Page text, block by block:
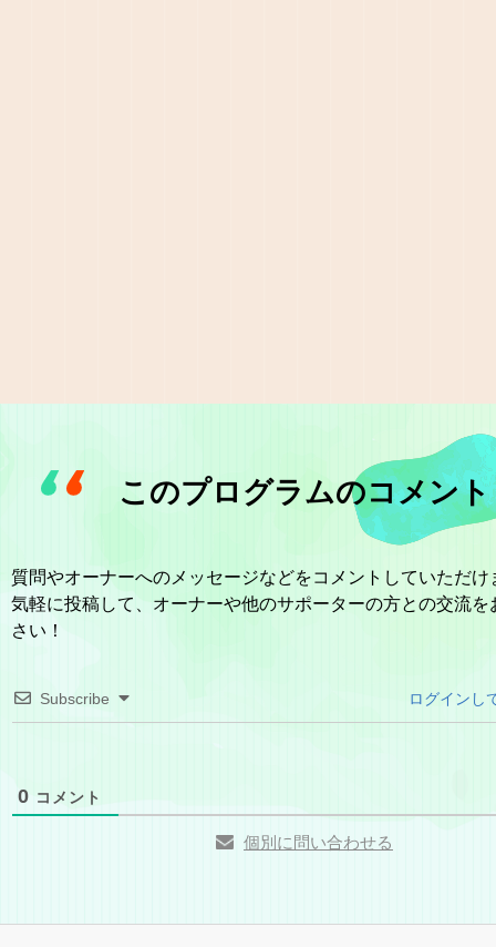
このプログラムのコメント
質問やオーナーへのメッセージなどをコメントしていただけ
気軽に投稿して、オーナーや他のサポーターの方との交流を
さい！
Subscribe ログインし
0 コメント
個別に問い合わせる